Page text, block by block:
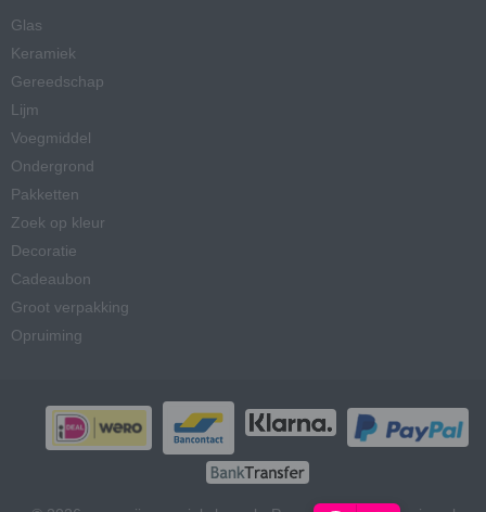
Glas
Keramiek
Gereedschap
Lijm
Voegmiddel
Ondergrond
Pakketten
Zoek op kleur
Decoratie
Cadeaubon
Groot verpakking
Opruiming